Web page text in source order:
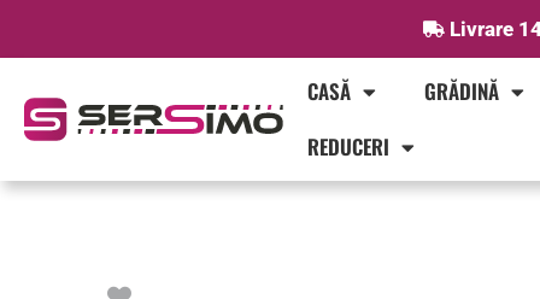
Livrare
CASĂ
GRĂDINĂ
REDUCERI